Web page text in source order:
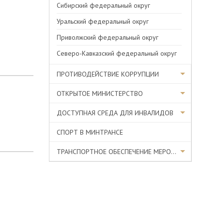
Сибирский федеральный округ
Уральский федеральный округ
Приволжский федеральный округ
Северо-Кавказский федеральный округ
ПРОТИВОДЕЙСТВИЕ КОРРУПЦИИ
ОТКРЫТОЕ МИНИСТЕРСТВО
ДОСТУПНАЯ СРЕДА ДЛЯ ИНВАЛИДОВ
СПОРТ В МИНТРАНСЕ
ТРАНСПОРТНОЕ ОБЕСПЕЧЕНИЕ МЕРОПРИЯТИЙ